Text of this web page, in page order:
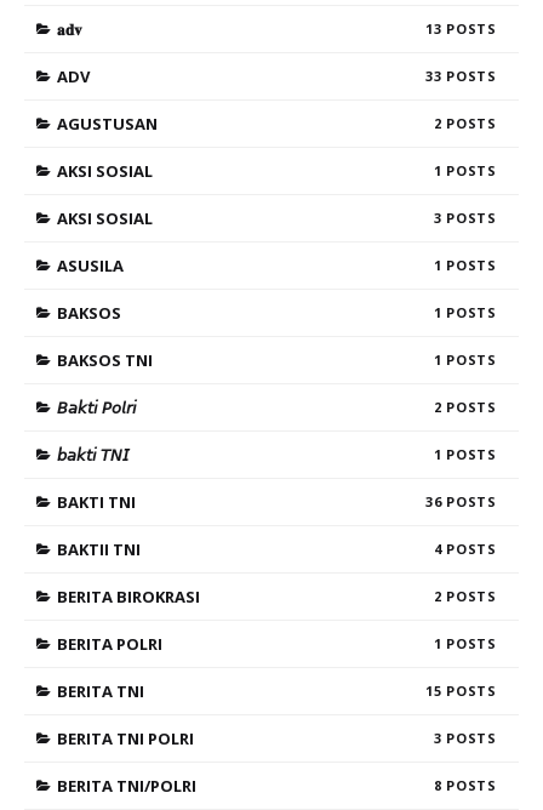
𝐚𝐝𝐯 13
ADV 33
AGUSTUSAN 2
AKSI SOSIAL 1
AKSI SOSIAL 3
ASUSILA 1
BAKSOS 1
BAKSOS TNI 1
𝘉𝘢𝘬𝘵𝘪 𝘗𝘰𝘭𝘳𝘪 2
𝘣𝘢𝘬𝘵𝘪 𝘛𝘕𝘐 1
BAKTI TNI 36
BAKTII TNI 4
BERITA BIROKRASI 2
BERITA POLRI 1
BERITA TNI 15
BERITA TNI POLRI 3
BERITA TNI/POLRI 8